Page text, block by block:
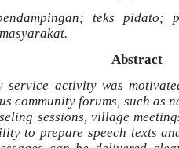
teks pidato;
Abstract
service activity was
community forums, such as
sessions, village
to prepare speech texts